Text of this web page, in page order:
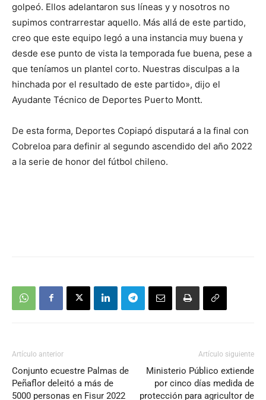
golpeó. Ellos adelantaron sus líneas y y nosotros no
supimos contrarrestar aquello. Más allá de este partido,
creo que este equipo legó a una instancia muy buena y
desde ese punto de vista la temporada fue buena, pese a
que teníamos un plantel corto. Nuestras disculpas a la
hinchada por el resultado de este partido», dijo el
Ayudante Técnico de Deportes Puerto Montt.
De esta forma, Deportes Copiapó disputará a la final con
Cobreloa para definir al segundo ascendido del año 2022
a la serie de honor del fútbol chileno.
Artículo anterior
Conjunto ecuestre Palmas de
Peñaflor deleitó a más de
5000 personas en Fisur 2022
Artículo siguiente
Ministerio Público extiende
por cinco días medida de
protección para agricultor de